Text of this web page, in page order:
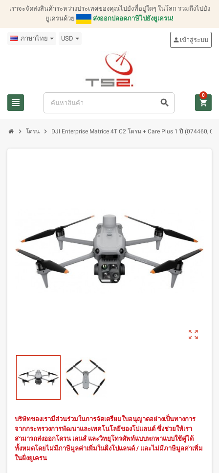
เราจะจัดส่งสินค้าระหว่างประเทศของคุณไปยังที่อยู่ใดๆ ในโลก รวมถึงไปยัง
ยูเครนด้วย
ส่งออกปลอดภาษีไปยังยูเครน!
ภาษาไทย USD
view_headline search
person เข้าสู่ระบบ
shopping_cart
0
chevron_right โดรน chevron_right DJI Enterprise Matrice 4T C2 โดรน + Care Plus 1 ปี (074460,
zoom_out_map
บริษัทของเรามีส่วนร่วมในการจัดเตรียมใบอนุญาตอย่างเป็นทางการ
จากกระทรวงการพัฒนาและเทคโนโลยีของโปแลนด์ ซึ่งช่วยให้เรา
สามารถส่งออกโดรน เลนส์ และวิทยุโทรศัพท์แบบพกพาแบบใช้คู่ได้
ทั้งหมดโดยไม่มีภาษีมูลค่าเพิ่มในฝั่งโปแลนด์ / และไม่มีภาษีมูลค่าเพิ่ม
ในฝั่งยูเครน